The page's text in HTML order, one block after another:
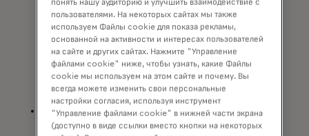
в её костюм для выступления, оставив
комментарий с «🌱» и пометив
подругу в специально отведённом
посте Mastercard оopens in a new tab
выступлении
SZA на GRAMMY House.
Подробности ниже.***
Через виртуальное восстановление
лесов с помощью игр:В
понять нашу аудиторию и улучшить взаимодействие с
пользователями. На некоторых сайтах мы также
используем Файлы cookie для показа рекламы,
основанной на активности и интересах пользователей
на сайте и других сайтах. Нажмите "Управление
файлами cookie" ниже, чтобы узнать, какие Файлы
cookie мы используем на этом сайте и почему. Вы
всегда можете изменить свои персональные
настройки согласия, используя инструмент
"Управление файлами cookie" в нижней части экрана
(доступно в виде ссылки вместо кнопки на некоторых